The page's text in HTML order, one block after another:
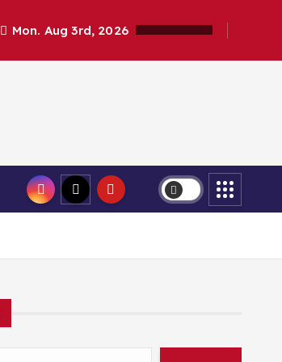
Mon. Aug 3rd, 2026